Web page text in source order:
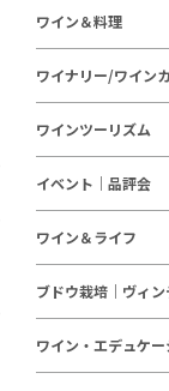
ワイン＆料理
ワイナリー/ワイン
ワインツーリズム
イベント｜品評会
ワイン＆ライフ
ブドウ栽培｜ヴィ
ワイン・エデュケー